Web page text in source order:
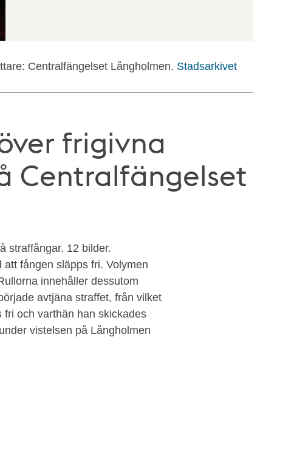
Centralfängelset Långholmen. Stadsarkivet
frigivna
Centralfängelset
straffångar. 12 bilder.
fången släpps fri. Volymen
innehåller dessutom
avtjäna straffet, från vilket
och varthän han skickades
vistelsen på Långholmen